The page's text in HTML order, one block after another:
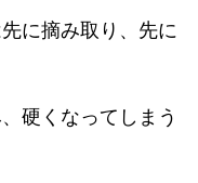
に摘み取り、先に
硬くなってしまう